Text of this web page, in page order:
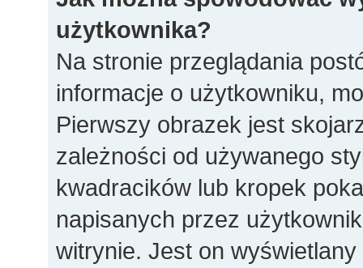
użytkownika?
Na stronie przeglądania
informacje o użytkowniku,
Pierwszy obrazek jest
zależności od używanego
kwadracików lub kropek
napisanych przez
witrynie. Jest on